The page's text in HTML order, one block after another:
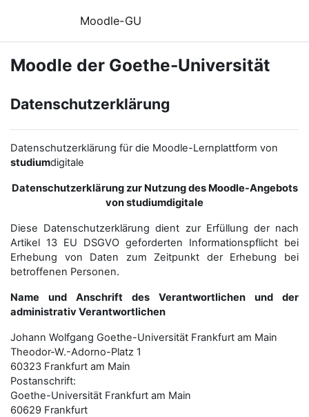
Moodle-GU
Moodle der Goethe-Universität
Datenschutzerklärung
Datenschutzerklärung für die Moodle-Lernplattform von
studiumdigitale
Datenschutzerklärung zur Nutzung des Moodle-Angebots
von studiumdigitale
Diese Datenschutzerklärung dient zur Erfüllung der nach
Artikel 13 EU DSGVO geforderten Informationspflicht bei
Erhebung von Daten zum Zeitpunkt der Erhebung bei
betroffenen Personen.
Name und Anschrift des Verantwortlichen und der
administrativ Verantwortlichen
Johann Wolfgang Goethe-Universität Frankfurt am Main
Theodor-W.-Adorno-Platz 1
60323 Frankfurt am Main
Postanschrift:
Goethe-Universität Frankfurt am Main
60629 Frankfurt